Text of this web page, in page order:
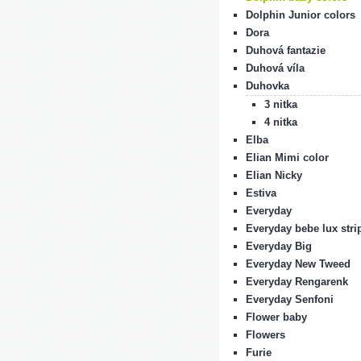
Dolphin Junior colors
Dora
Duhová fantazie
Duhová víla
Duhovka
3 nitka
4 nitka
Elba
Elian Mimi color
Elian Nicky
Estiva
Everyday
Everyday bebe lux
Everyday Big
Everyday New Tweed
Everyday Rengarenk
Everyday Senfoni
Flower baby
Flowers
Furie